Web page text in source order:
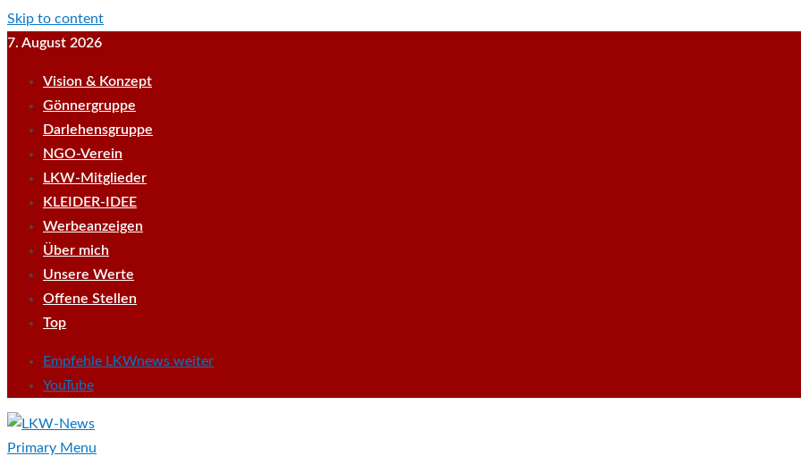
Skip to content
7. August 2026
Vision & Konzept
Gönnergruppe
Darlehensgruppe
NGO-Verein
LKW-Mitglieder
KLEIDER-IDEE
Werbeanzeigen
Über mich
Unsere Werte
Offene Stellen
Top
Empfehle LKWnews weiter
YouTube
Primary Menu